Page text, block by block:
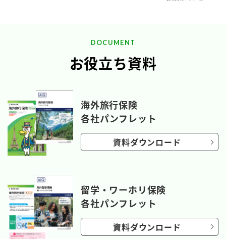
DOCUMENT
お役立ち資料
海外旅行保険
各社パンフレット
資料ダウンロード
留学・ワーホリ保険
各社パンフレット
資料ダウンロード